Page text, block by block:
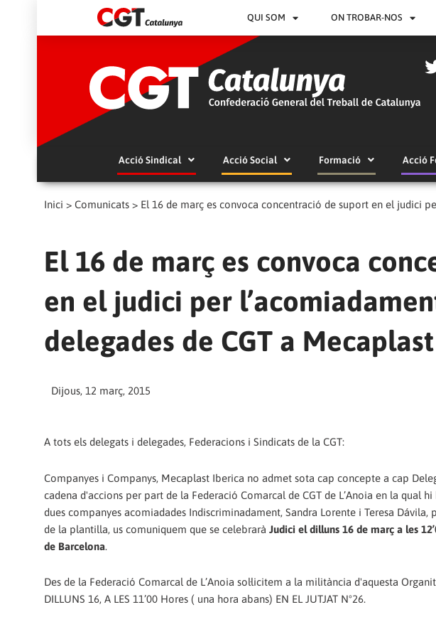
QUI SOM ON TROBAR-NOS
Acció Sindical Acció Social Formació Acció
Inici > Comunicats > El 16 de març es convoca concentració de suport en el judici
El 16 de març es convoca
en el judici per
delegades de CGT a Mecaplast
Dijous, 12 març, 2015
A tots els delegats i delegades, Federacions i Sindicats de la CGT:
Companyes i Companys, Mecaplast Iberica no admet sota cap concepte a cap
cadena d'accions per part de la Federació Comarcal de CGT de L’Anoia en la qual
dues companyes acomiadades Indiscriminadament, Sandra Lorente i Teresa
de la plantilla, us comuniquem que se celebrarà Judici el dilluns 16 de març a les
de Barcelona.
Des de la Federació Comarcal de L’Anoia sol·licitem a la militància d'aquesta
DILLUNS 16, A LES 11’00 Hores ( una hora abans) EN EL JUTJAT Nº26.